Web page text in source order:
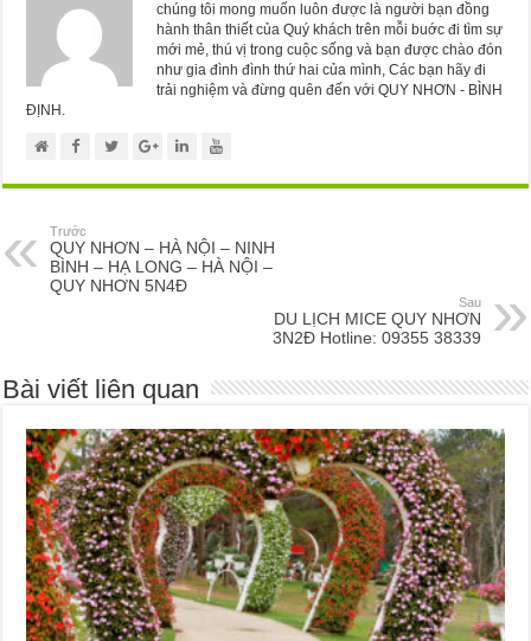
chúng tôi mong muốn luôn được là người bạn đồng
hành thân thiết của Quý khách trên mỗi buớc đi tìm sự
mới mẻ, thú vị trong cuộc sống và bạn được chào đón
như gia đình đình thứ hai của mình, Các bạn hãy đi
trải nghiệm và đừng quên đến với QUY NHƠN - BÌNH
ĐỊNH.
Trước
QUY NHƠN – HÀ NỘI – NINH
BÌNH – HẠ LONG – HÀ NỘI –
QUY NHƠN 5N4Đ
Sau
DU LỊCH MICE QUY NHƠN
3N2Đ Hotline: 09355 38339
Bài viết liên quan